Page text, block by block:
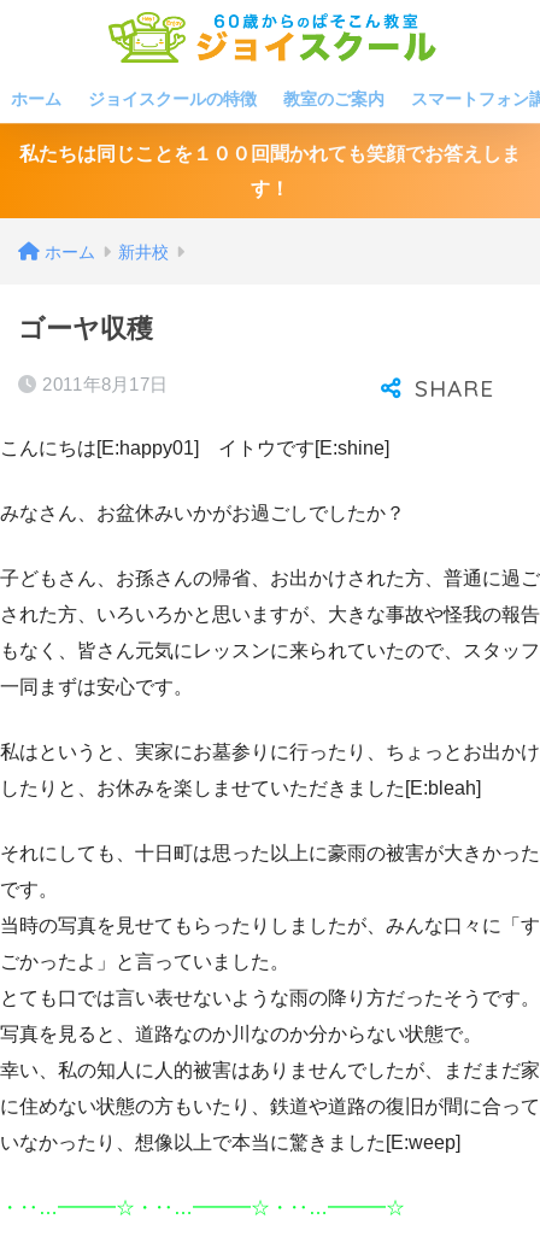
ホーム ジョイスクールの特徴 教室のご案内 スマートフォン
私たちは同じことを１００回聞かれても笑顔でお答えしま
す！
ホーム 新井校
ゴーヤ収穫
2011年8月17日
こんにちは[E:happy01] イトウです[E:shine]
みなさん、お盆休みいかがお過ごしでしたか？
子どもさん、お孫さんの帰省、お出かけされた方、普通に過ご
された方、いろいろかと思いますが、大きな事故や怪我の報告
もなく、皆さん元気にレッスンに来られていたので、スタッフ
一同まずは安心です。
私はというと、実家にお墓参りに行ったり、ちょっとお出かけ
したりと、お休みを楽しませていただきました[E:bleah]
それにしても、十日町は思った以上に豪雨の被害が大きかった
です。
当時の写真を見せてもらったりしましたが、みんな口々に「す
ごかったよ」と言っていました。
とても口では言い表せないような雨の降り方だったそうです。
写真を見ると、道路なのか川なのか分からない状態で。
幸い、私の知人に人的被害はありませんでしたが、まだまだ家
に住めない状態の方もいたり、鉄道や道路の復旧が間に合って
いなかったり、想像以上で本当に驚きました[E:weep]
・‥…━━━☆・‥…━━━☆・‥…━━━☆